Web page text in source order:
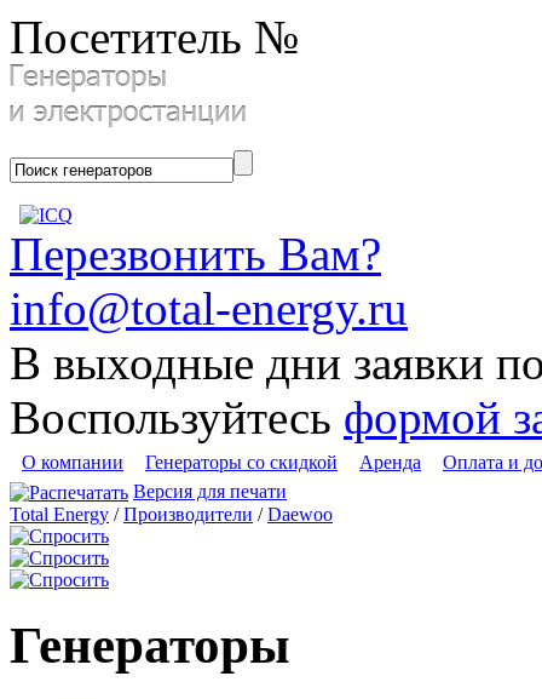
Посетитель №
Перезвонить Вам?
info@total-energy.ru
В выходные дни заявки
Воспользуйтесь формой
О компании Генераторы со скидкой Аренда
Оплата и
Версия для печати
Total Energy /Производители /Daewoo
Генераторы